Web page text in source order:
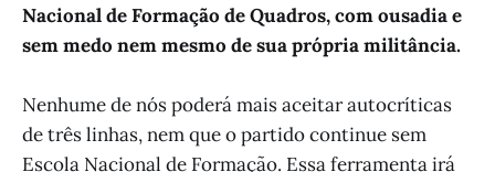
Nacional de Formação de Quadros, com ousadia e
sem medo nem mesmo de sua própria militância.
Nenhume de nós poderá mais aceitar autocríticas
de três linhas, nem que o partido continue sem
Escola Nacional de Formação. Essa ferramenta irá